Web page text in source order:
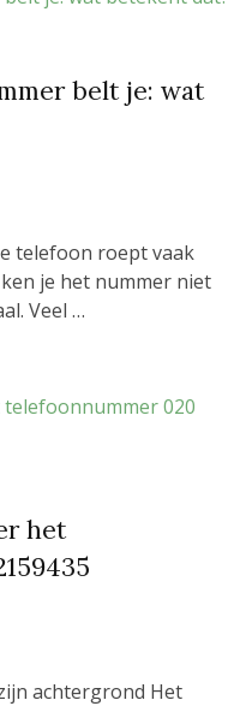
belt je: wat
telefoon roept vaak
je het nummer niet
Veel …
het
achtergrond Het